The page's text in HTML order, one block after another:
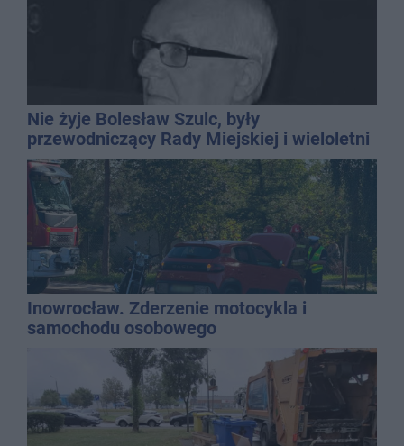
Nie żyje Bolesław Szulc, były
przewodniczący Rady Miejskiej i wieloletni
dyrektor SP 14
Inowrocław. Zderzenie motocykla i
samochodu osobowego